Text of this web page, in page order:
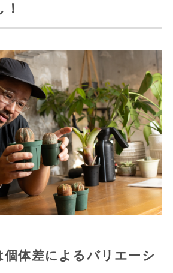
個体差によるバリエーシ